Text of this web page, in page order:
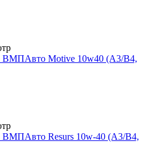
ВМПАвто Motive 10w40 (A3/B4,
ВМПАвто Resurs 10w-40 (A3/B4,